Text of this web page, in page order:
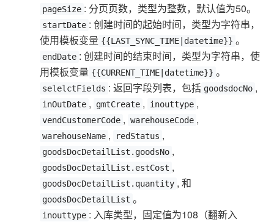
pageSize : 分页页数，类型为整数，默认值为50。
startDate : 创建时间的起始时间，类型为字符串，
使用模板变量 {{LAST_SYNC_TIME|datetime}} 。
endDate : 创建时间的结束时间，类型为字符串，使
用模板变量 {{CURRENT_TIME|datetime}} 。
selelctFields : 返回字段列表，包括 goodsdocNo ,
inOutDate , gmtCreate , inouttype ,
vendCustomerCode , warehouseCode ,
warehouseName , redStatus ,
goodsDocDetailList.goodsNo ,
goodsDocDetailList.estCost ,
goodsDocDetailList.quantity , 和
goodsDocDetailList 。
inouttype : 入库类型，固定值为108（翻新入